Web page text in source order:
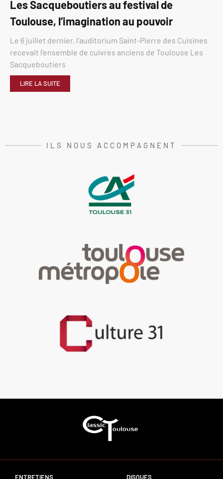
Les Sacqueboutiers au festival de
Toulouse, l’imagination au pouvoir
Le 6 juillet dernier, l’auditorium Saint-Pierre des Cuisines
recevait l’ensemble de cuivres anciens de Toulouse Les
Sacqueboutiers
LIRE LA SUITE
ILS NOUS ACCOMPAGNENT
ENTRETIENS DISQUES